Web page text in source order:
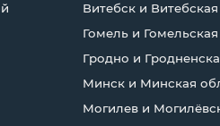
Витебск и
Гомель и
Гродно и
Минск и Минская
Могилев и